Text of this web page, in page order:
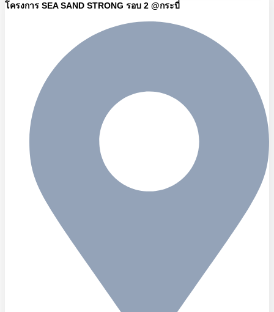
โครงการ SEA SAND STRONG รอบ 2 @กระบี่